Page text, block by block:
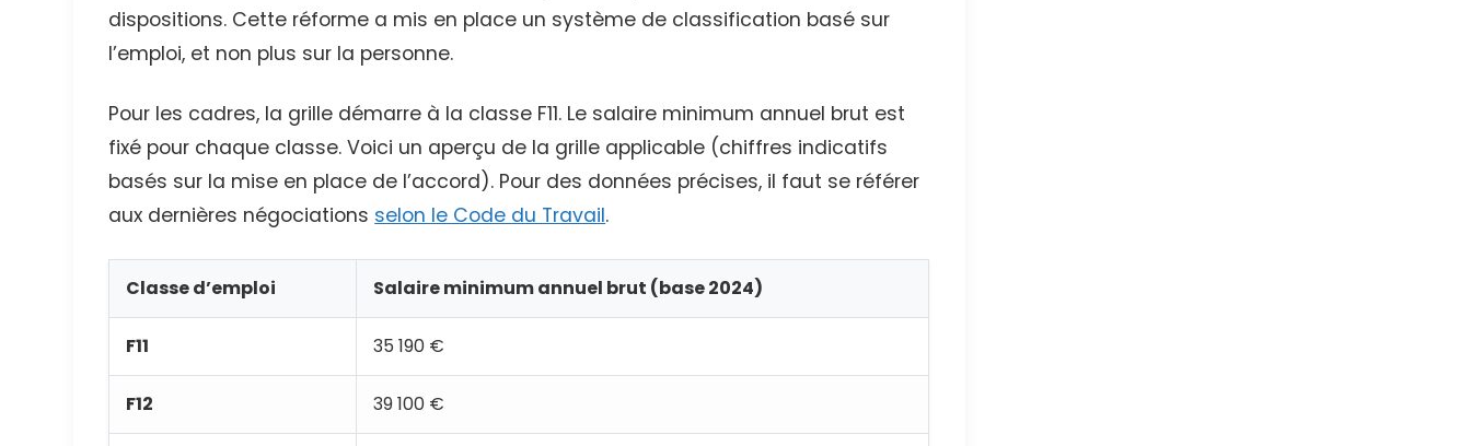
dispositions. Cette réforme a mis en place un système de classification basé sur
l’emploi, et non plus sur la personne.
Pour les cadres, la grille démarre à la classe F11. Le salaire minimum annuel brut est
fixé pour chaque classe. Voici un aperçu de la grille applicable (chiffres indicatifs
basés sur la mise en place de l’accord). Pour des données précises, il faut se référer
aux dernières négociations selon le Code du Travail.
Classe d’emploi Salaire minimum annuel brut (base 2024)
F11 35 190 €
F12 39 100 €